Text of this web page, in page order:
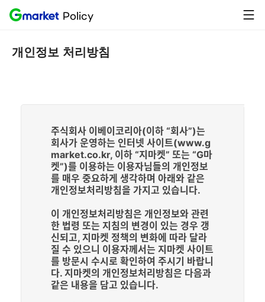
개인정보 처리방침
G
마
Policy
개인정보 처리방침
주식회사 이베이코리아(이하 “회사”)는
회사가 운영하는 인터넷 사이트(www.g
market.co.kr, 이하 “지마켓” 또는 “G마
켓”)를 이용하는 이용자님들의 개인정보
를 매우 중요하게 생각하며 아래와 같은
개인정보처리방침을 가지고 있습니다.
이 개인정보처리방침은 개인정보와 관련
한 법령 또는 지침의 변경이 있는 경우 갱
신되고, 지마켓 정책의 변화에 따라 달라
질 수 있으니 이용자께서는 지마켓 사이트
를 방문시 수시로 확인하여 주시기 바랍니
다. 지마켓의 개인정보처리방침은 다음과
같은 내용을 담고 있습니다.